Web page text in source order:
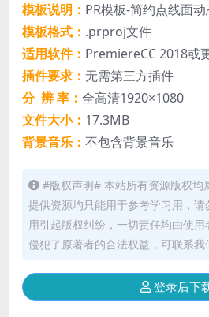
模板说明： PR模板-简约点线面
模板格式： .prproj文件
适用软件： PremiereCC 2018或
插件要求： 无需第三方插件
分 辨 率： 全高清1920×1080
文件大小： 17.3MB
背景音乐： 不包含背景音乐
#版权声明# 本站所有资源版权均
提供资源均只能用于参考学习用，
用引起版权纠纷，一切责任均由使
侵犯了原著者的合法权益，可联系我
登录后下